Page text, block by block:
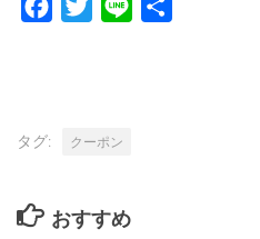
Facebook
TwitterLine
タグ: クーポン
おすすめ